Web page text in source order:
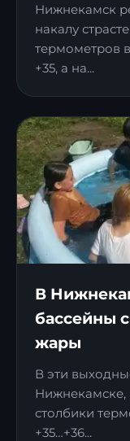
Нижнекамск
накалу
термометров
+35, а на...
В
бассейны
жары
В эти
Нижнекамске,
столбики
+35…+36...